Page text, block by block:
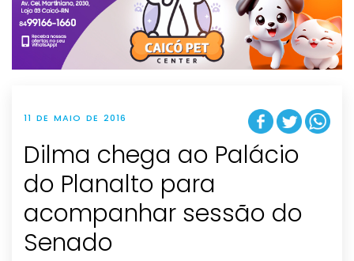
t
i
o
n
11 DE MAIO DE 2016
Dilma chega ao Palácio
do Planalto para
acompanhar sessão do
Senado